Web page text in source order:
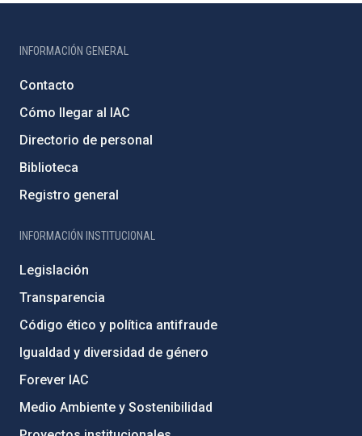
INFORMACIÓN GENERAL
Contacto
Cómo llegar al IAC
Directorio de personal
Biblioteca
Registro general
INFORMACIÓN INSTITUCIONAL
Legislación
Transparencia
Código ético y política antifraude
Igualdad y diversidad de género
Forever IAC
Medio Ambiente y Sostenibilidad